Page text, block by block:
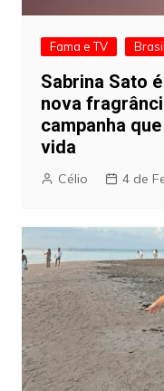
Fama e TV Brasil
Sabrina Sato
nova
campanha
vida
Célio 4 de